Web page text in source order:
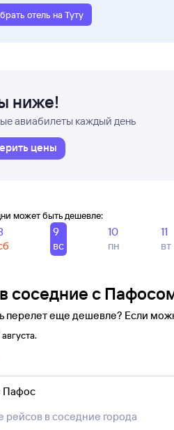
отель на Туту
ниже!
авиабилеты каждый день
цены
может быть дешевле:
9
вс
10
пн
11
вт
соседние с
перелет еще дешевле? Если
Пафос
рейсов в соседние города